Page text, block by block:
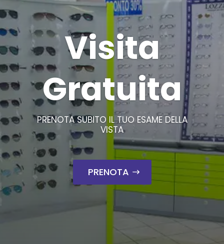
Visita
Gratuita
PRENOTA SUBITO IL TUO ESAME DELLA
VISTA
PRENOTA